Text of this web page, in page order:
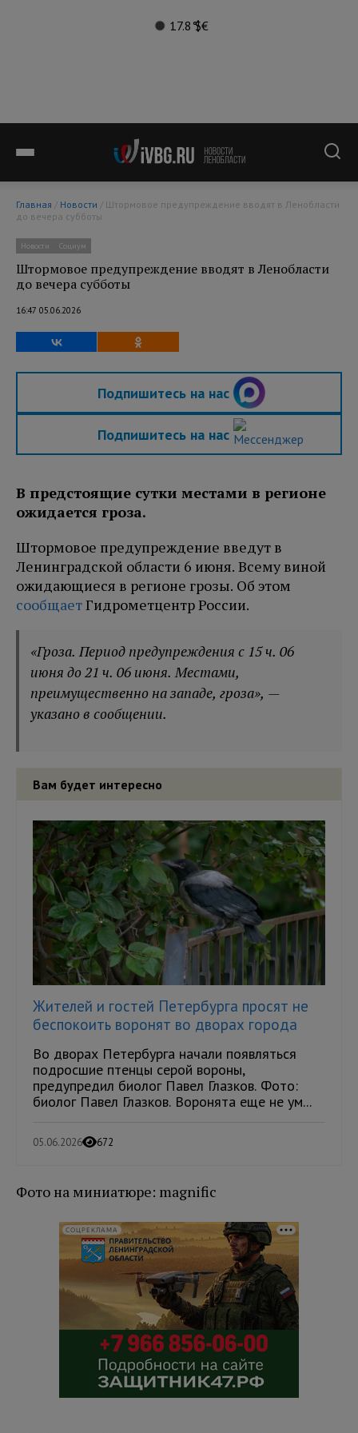
17.8°$€
Главная / Новости
до вечера субботы
Новости Социум
Штормовое предупреждение вводят в Ленобласти
до вечера субботы
16:47 05.06.2026
Подпишитесь на нас
Подпишитесь на нас
В предстоящие сутки местами в регионе
ожидается гроза.
Штормовое предупреждение введут в
Ленинградской области 6 июня. Всему виной
ожидающиеся в регионе грозы. Об этом
сообщаетГидрометцентр России.
«Гроза. Период предупреждения с 15 ч. 06
июня до 21 ч. 06 июня. Местами,
преимущественно на западе, гроза», —
указано в сообщении.
Вам будет интересно
Жителей и гостей Петербурга просят не
беспокоить воронят во дворах города
Во дворах Петербурга начали появляться
подросшие птенцы серой вороны,
предупредил биолог Павел Глазков. Фото:
биолог Павел Глазков. Воронята еще не ум...
05.06.2026 672
Фото на миниатюре: magnific
СОЦРЕКЛАМА